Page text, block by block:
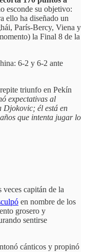
esconde su objetivo:
ello ha diseñado un
París-Bercy, Viena y
la Final 8 de la
6-2 y 6-2 ante
triunfo en Pekín
expectativas al
él está en
que intenta jugar lo
veces capitán de la
en nombre de los
grosero y
sentirse
cánticos y propinó